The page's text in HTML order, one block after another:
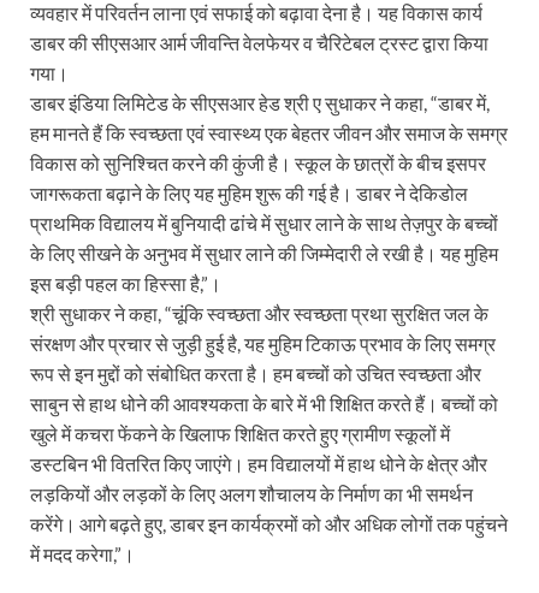
व्यवहार में परिवर्तन लाना एवं सफाई को बढ़ावा देना है। यह विकास कार्य
डाबर की सीएसआर आर्म जीवन्ति वेलफेयर व चैरिटेबल ट्रस्ट द्वारा किया
गया।
डाबर इंडिया लिमिटेड के सीएसआर हेड श्री ए सुधाकर ने कहा, “डाबर में,
हम मानते हैं कि स्वच्छता एवं स्वास्थ्य एक बेहतर जीवन और समाज के समग्र
विकास को सुनिश्चित करने की कुंजी है। स्कूल के छात्रों के बीच इसपर
जागरूकता बढ़ाने के लिए यह मुहिम शुरू की गई है। डाबर ने देकिडोल
प्राथमिक विद्यालय में बुनियादी ढांचे में सुधार लाने के साथ तेज़पुर के बच्चों
के लिए सीखने के अनुभव में सुधार लाने की जिम्मेदारी ले रखी है। यह मुहिम
इस बड़ी पहल का हिस्सा है,”।
श्री सुधाकर ने कहा, “चूंकि स्वच्छता और स्वच्छता प्रथा सुरक्षित जल के
संरक्षण और प्रचार से जुड़ी हुई है, यह मुहिम टिकाऊ प्रभाव के लिए समग्र
रूप से इन मुद्दों को संबोधित करता है। हम बच्चों को उचित स्वच्छता और
साबुन से हाथ धोने की आवश्यकता के बारे में भी शिक्षित करते हैं। बच्चों को
खुले में कचरा फेंकने के खिलाफ शिक्षित करते हुए ग्रामीण स्कूलों में
डस्टबिन भी वितरित किए जाएंगे। हम विद्यालयों में हाथ धोने के क्षेत्र और
लड़कियों और लड़कों के लिए अलग शौचालय के निर्माण का भी समर्थन
करेंगे। आगे बढ़ते हुए, डाबर इन कार्यक्रमों को और अधिक लोगों तक पहुंचने
में मदद करेगा,”।